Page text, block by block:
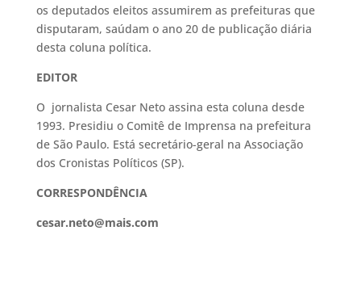
os deputados eleitos assumirem as prefeituras que
disputaram, saúdam o ano 20 de publicação diária
desta coluna política.
EDITOR
O jornalista Cesar Neto assina esta coluna desde
1993. Presidiu o Comitê de Imprensa na prefeitura
de São Paulo. Está secretário-geral na Associação
dos Cronistas Políticos (SP).
CORRESPONDÊNCIA
cesar.neto@mais.com